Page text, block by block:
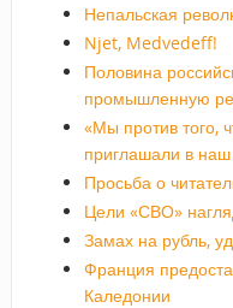
Непальская
Njet, Medvedeff!
Половина
промышленную
«Мы против того,
приглашали в
Просьба о
Цели «СВО»
Замах на рубль,
Франция
Каледонии